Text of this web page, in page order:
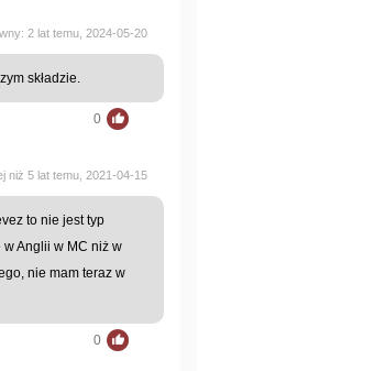
2 lat temu, 2024-05-20
składzie.
0
niż 5 lat temu, 2021-04-15
to nie jest typ
Anglii w MC niż w
nie mam teraz w
0